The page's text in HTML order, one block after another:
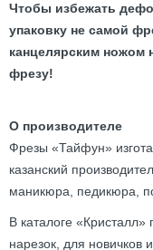
Чтобы избежать
упаковку не самой
канцелярским ножом
фрезу!
О производителе
Фрезы «Тайфун»
казанский
маникюра, педикюра,
В каталоге
нарезок, для новичков